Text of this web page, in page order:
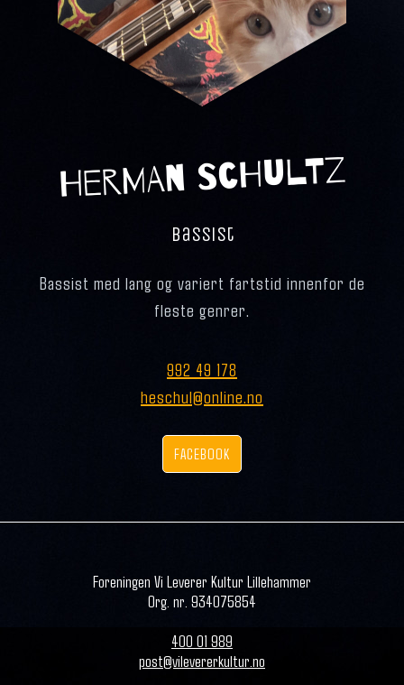
Herman Schultz
Bassist
Bassist med lang og variert fartstid innenfor de
fleste genrer.
992 49 178
heschul@online.no
FACEBOOK
Foreningen Vi Leverer Kultur Lillehammer
Org. nr. 934075854
400 01 989
post@vilevererkultur.no